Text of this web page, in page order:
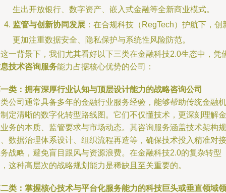
生出开放银行、数字资产、嵌入式金融等全新商业模式。
监管与创新协同发展 ：在合规科技（RegTech）护航下，创
更加注重数据安全、隐私保护与系统性风险防范。
一背景下，我们尤其看好以下三类在金融科技2.0生态中，凭
技术咨询服务能力占据核心优势的公司：
类：拥有深厚行业认知与顶层设计能力的战略咨询公司
公司通常具备多年的金融行业服务经验，能够帮助传统金融机
定清晰的数字化转型路线图。它们不仅懂技术，更深刻理解金
务的本质、监管要求与市场动态。其咨询服务涵盖技术架构规
数据治理体系设计、组织流程再造等，确保技术投入精准对接
战略，避免盲目跟风与资源浪费。在金融科技2.0的复杂转型
这种高层次的战略规划能力是稀缺且至关重要的。
类：掌握核心技术与平台化服务能力的科技巨头或垂直领域领